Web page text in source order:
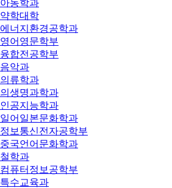
아동학과
약학대학
에너지환경공학과
영어영문학부
융합전공학부
음악과
의류학과
의생명과학과
인공지능학과
일어일본문화학과
정보통신전자공학부
중국언어문화학과
철학과
컴퓨터정보공학부
특수교육과